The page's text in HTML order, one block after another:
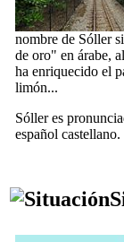
nombre de Sóller
de oro" en árabe,
ha enriquecido el
limón...
Sólleres
español castellano.